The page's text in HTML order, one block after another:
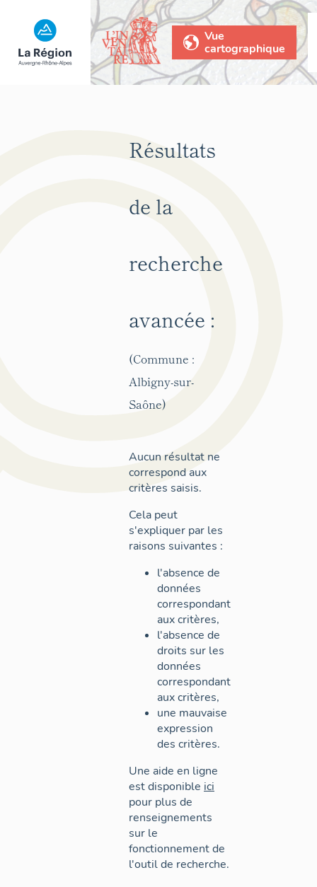
Vue
cartographique
Résultats
de la
recherche
avancée :
(Commune :
Albigny-sur-
Saône)
Aucun résultat ne
correspond aux
critères saisis.
Cela peut
s'expliquer par les
raisons suivantes :
l'absence de
données
correspondant
aux critères,
l'absence de
droits sur les
données
correspondant
aux critères,
une mauvaise
expression
des critères.
Une aide en ligne
est disponible ici
pour plus de
renseignements
sur le
fonctionnement de
l'outil de recherche.